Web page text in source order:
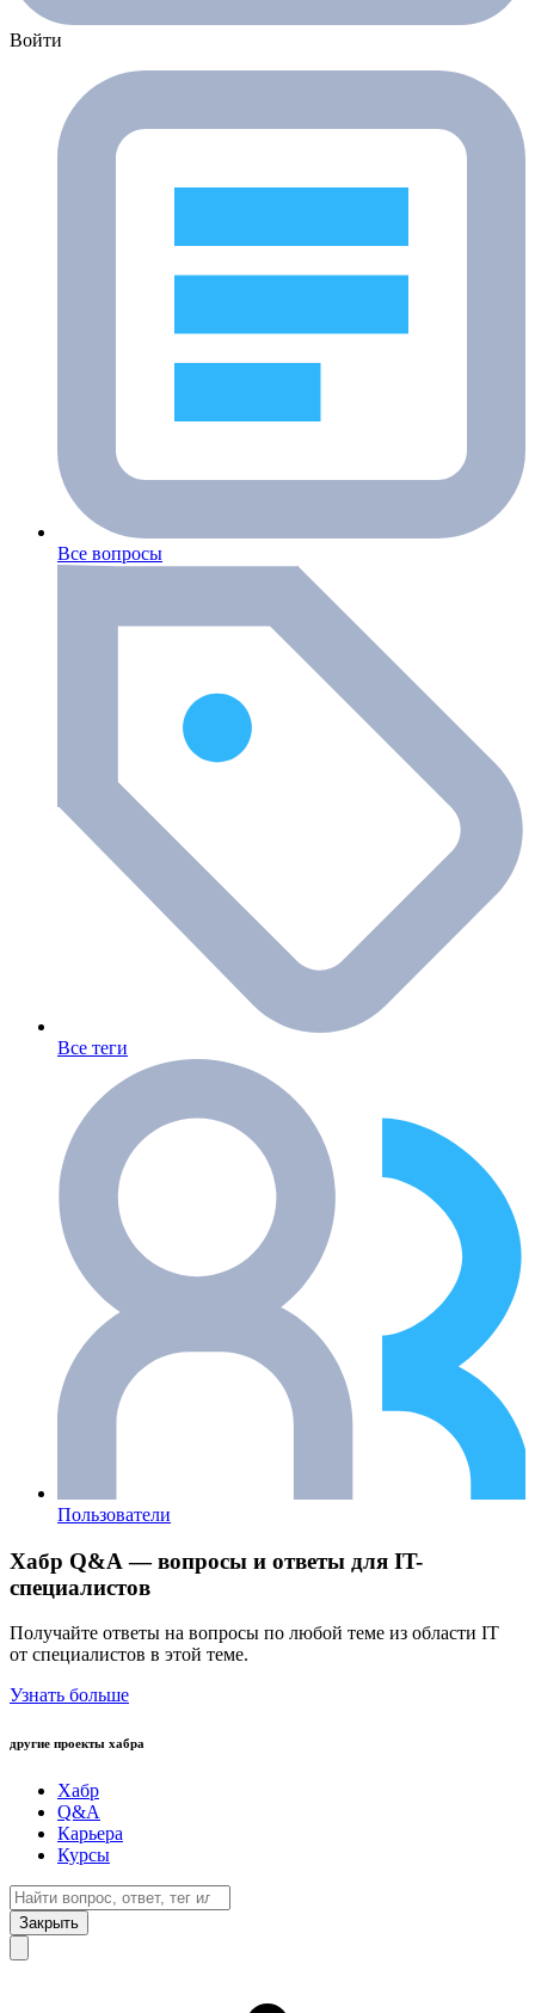
Войти
Все вопросы
Все теги
Пользователи
Хабр Q&A — вопросы и ответы для IT-
специалистов
Получайте ответы на вопросы по любой теме из области IT
от специалистов в этой теме.
Узнать больше
другие проекты хабра
Хабр
Q&A
Карьера
Курсы
Закрыть